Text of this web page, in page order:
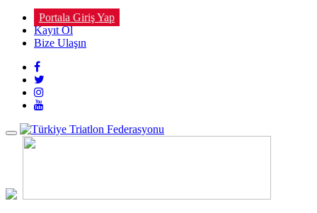
Portala Giriş Yap
Kayıt Ol
Bize Ulaşın
Toggle
navigation